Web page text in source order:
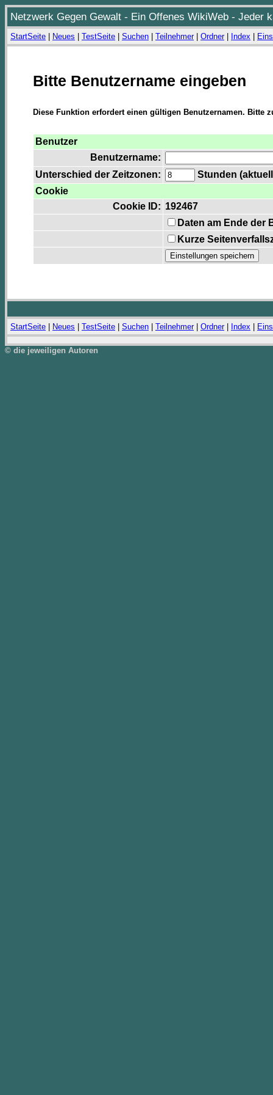
Netzwerk Gegen Gewalt - Ein Offenes WikiWeb - Jeder
StartSeite Neues TestSeite Suchen Teilnehmer| Ordner| Index
Bitte Benutzername eingeben
Diese Funktion erfordert einen gültigen Benutzernamen. Bitte
Benutzer
Benutzername:
Unterschied der Zeitzonen:
Stunden
Cookie
Cookie ID: 192467
Daten am Ende der
Kurze
StartSeite Neues TestSeite Suchen Teilnehmer| Ordner| Index
© die jeweiligen Autoren